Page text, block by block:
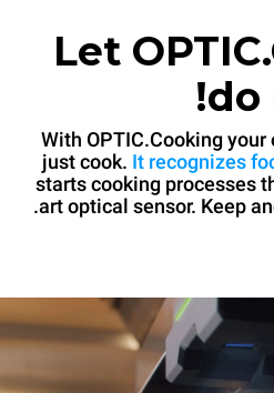
Let
do
With OPTIC.Cooking
just cook. It recognizes
starts cooking processes
art optical sensor. Keep